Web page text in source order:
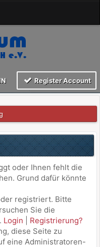
Register Account
oder Ihnen fehlt die
Grund dafür könnte
registriert. Bitte
Sie die
Login
Registrierung?
diese Seite zu
eine Administratoren-